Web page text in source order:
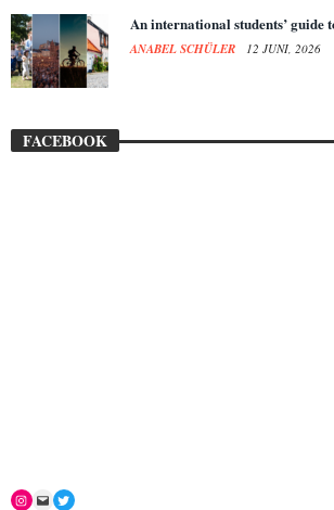
An international students’ guide
ANABEL SCHÜLER 12 JUNI, 2026
FACEBOOK